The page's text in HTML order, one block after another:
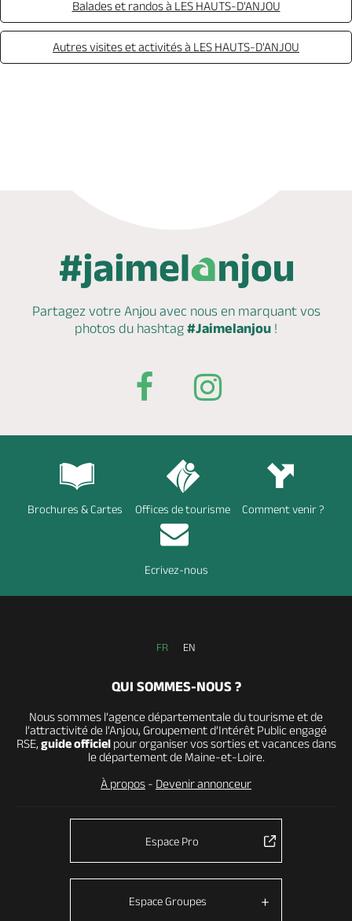
Balades et randos à LES HAUTS-D'ANJOU
Autres visites et activités à LES HAUTS-D'ANJOU
Partagez votre Anjou avec nous en marquantvos
photos du hashtag #Jaimelanjou !
Brochures & Cartes Offices de tourisme Comment venir ?
Ecrivez-nous
FR EN
QUI SOMMES-NOUS ?
Nous sommes l’agence départementale du tourisme et de
l’attractivité de l’Anjou, Groupement d’Intérêt Public engagé
RSE, guide officielpour organiser vos sorties et vacances dans
le département de Maine-et-Loire.
À propos - Devenir annonceur
Espace Pro
Espace Groupes